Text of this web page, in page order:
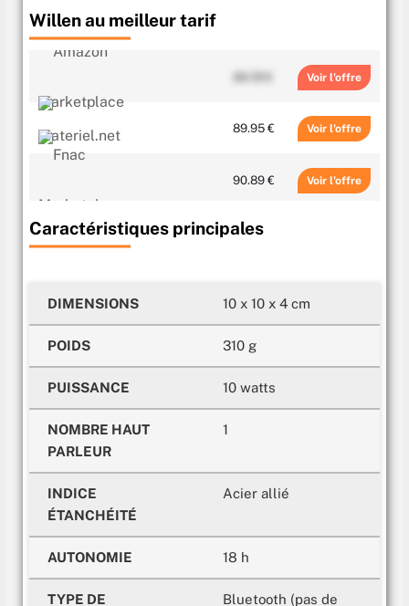
Willen au meilleur tarif
Voir
89.95 € Voir
90.89 € Voir
99.99 €
100.97 €
120.99 €
Caractéristiques principales
DIMENSIONS 10 x 10 x 4 cm
POIDS 310 g
PUISSANCE 10 watts
NOMBRE HAUT
PARLEUR
1
INDICE
ÉTANCHÉITÉ
‎Acier allié
AUTONOMIE 18 h
TYPE DE
Bluetooth (pas de